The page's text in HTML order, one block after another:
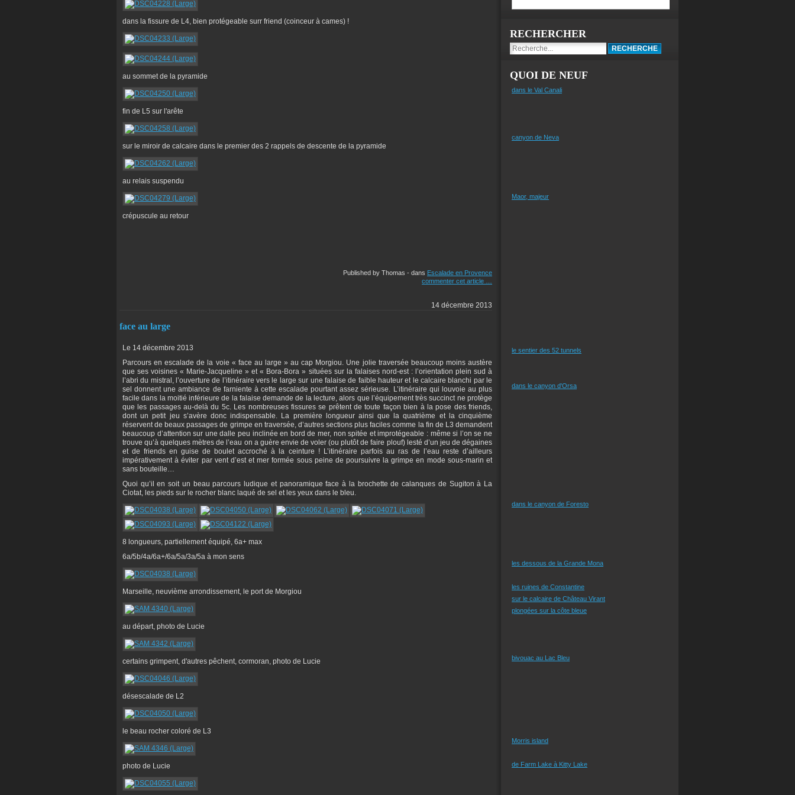
dans la fissure de L4, bien protégeable surr friend (coinceur à cames) !
au sommet de la pyramide
fin de L5 sur l'arête
sur le miroir de calcaire dans le premier des 2 rappels de descente de la pyramide
au relais suspendu
crépuscule au retour
Published by Thomas - dans Escalade en Provence
commenter cet article
14 décembre 2013
face au large
Le 14 décembre 2013
Parcours en escalade de la voie « face au large » au cap Morgiou. Une jolie traversée beaucoup moins austère
que ses voisines « Marie-Jacqueline » et « Bora-Bora » situées sur la falaises nord-est : l’orientation plein sud à
l’abri du mistral, l’ouverture de l’itinéraire vers le large sur une falaise de faible hauteur et le calcaire blanchi par le
sel donnent une ambiance de farniente à cette escalade pourtant assez sérieuse. L’itinéraire qui louvoie au plus
facile dans la moitié inférieure de la falaise demande de la lecture, alors que l’équipement très succinct ne protège
que les passages au-delà du 5c. Les nombreuses fissures se prêtent de toute façon bien à la pose des friends,
dont un petit jeu s’avère donc indispensable. La première longueur ainsi que la quatrième et la cinquième
réservent de beaux passages de grimpe en traversée, d’autres sections plus faciles comme la fin de L3 demandent
beaucoup d’attention sur une dalle peu inclinée en bord de mer, non spitée et improtégeable : même si l’on se ne
trouve qu’à quelques mètres de l’eau on a guère envie de voler (ou plutôt de faire plouf) lesté d’un jeu de dégaines
et de friends en guise de boulet accroché à la ceinture ! L’itinéraire parfois au ras de l’eau reste d’ailleurs
impérativement à éviter par vent d’est et mer formée sous peine de poursuivre la grimpe en mode sous-marin et
sans bouteille…
Quoi qu’il en soit un beau parcours ludique et panoramique face à la brochette de calanques de Sugiton à La
Ciotat, les pieds sur le rocher blanc laqué de sel et les yeux dans le bleu.
8 longueurs, partiellement équipé, 6a+ max
6a/5b/4a/6a+/6a/5a/3a/5a à mon sens
Marseille, neuvième arrondissement, le port de Morgiou
au départ, photo de Lucie
certains grimpent, d'autres pêchent, cormoran, photo de Lucie
désescalade de L2
le beau rocher coloré de L3
photo de Lucie
RECHERCHER
QUOI DE NEUF
dans le Val Canali
canyon de Neva
Maor, majeur
le sentier des 52 tunnels
dans le canyon d'Orsa
dans le canyon de Foresto
les dessous de la Grande Mona
les ruines de Constantine
sur le calcaire de Château Virant
plongées sur la côte bleue
bivouac au Lac Bleu
Morris island
de Farm Lake à Kitty Lake